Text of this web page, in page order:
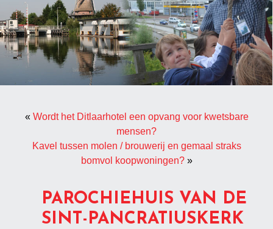
« Wordt het Ditlaarhotel een opvang voor kwetsbare
mensen?
Kavel tussen molen / brouwerij en gemaal straks
bomvol koopwoningen?»
PAROCHIEHUIS VAN DE
SINT-PANCRATIUSKERK